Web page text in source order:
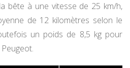
bête à une vitesse de 25 km/h,
de 12 kilomètres selon le
un poids de 8,5 kg pour